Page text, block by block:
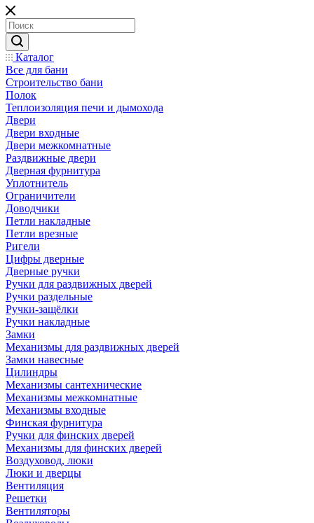
Каталог
Все для бани
Строительство бани
Полок
Теплоизоляция печи и дымохода
Двери
Двери входные
Двери межкомнатные
Раздвижные двери
Дверная фурнитура
Уплотнитель
Ограничители
Доводчики
Петли накладные
Петли врезные
Ригели
Цифры дверные
Дверные ручки
Ручки для раздвижных дверей
Ручки раздельные
Ручки-защёлки
Ручки накладные
Замки
Механизмы для раздвижных дверей
Замки навесные
Цилиндры
Механизмы сантехнические
Механизмы межкомнатные
Механизмы входные
Финская фурнитура
Ручки для финских дверей
Механизмы для финских дверей
Воздуховод, люки
Люки и дверцы
Вентиляция
Решетки
Вентиляторы